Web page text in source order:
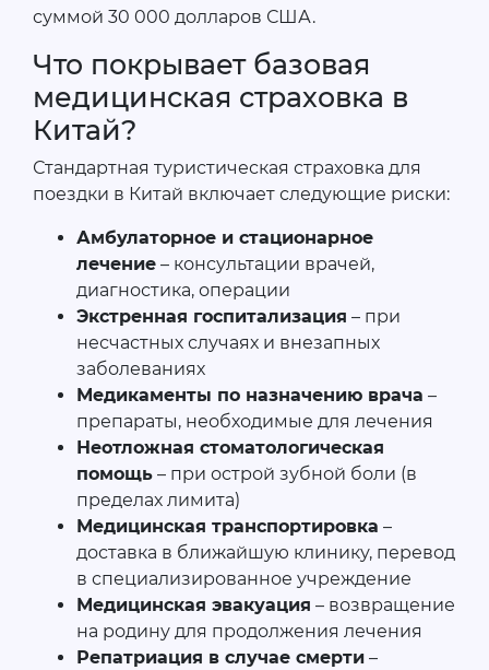
суммой 30 000 долларов США.
Что покрывает базовая
медицинская страховка в
Китай?
Стандартная туристическая страховка для
поездки в Китай включает следующие риски:
Амбулаторное и стационарное
лечение – консультации врачей,
диагностика, операции
Экстренная госпитализация – при
несчастных случаях и внезапных
заболеваниях
Медикаменты по назначению врача –
препараты, необходимые для лечения
Неотложная стоматологическая
помощь – при острой зубной боли (в
пределах лимита)
Медицинская транспортировка –
доставка в ближайшую клинику, перевод
в специализированное учреждение
Медицинская эвакуация – возвращение
на родину для продолжения лечения
Репатриация в случае смерти –